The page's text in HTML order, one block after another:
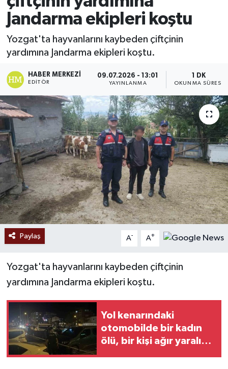
Jandarma ekipleri koştu
Yozgat'ta hayvanlarını kaybeden çiftçinin
yardımına Jandarma ekipleri koştu.
HABER MERKEZI
EDITÖR
09.07.2026 - 13:01
YAYINLANMA
1 DK
OKUNMA SÜRESI
Paylaş A- A+
Yozgat'ta hayvanlarını kaybeden çiftçinin
yardımına Jandarma ekipleri koştu.
Yol kenarındaki
otomobilde bir kadın
ölü, bir kişi ağır yaralı
Ekonomi
Sağlık
Tokat Haber